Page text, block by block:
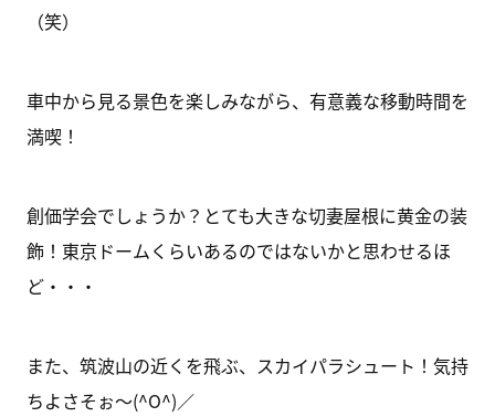
（笑）
車中から見る景色を楽しみながら、有意義な移動時間を
満喫！
創価学会でしょうか？とても大きな切妻屋根に黄金の装
飾！東京ドームくらいあるのではないかと思わせるほ
ど・・・
また、筑波山の近くを飛ぶ、スカイパラシュート！気持
ちよさそぉ～(^O^)／